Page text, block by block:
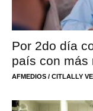
Por 2do día
país con más
AFMEDIOS / CITLALLY